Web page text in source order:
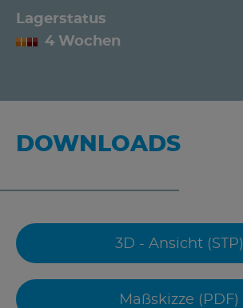
Lagerstatus
4 Wochen
DOWNLOADS
3D - Ansicht (STP)
Maßskizze (PDF)